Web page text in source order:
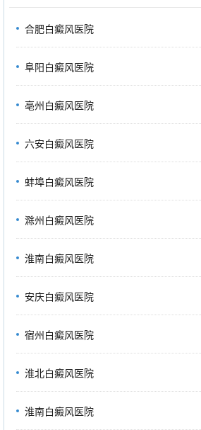
合肥白癜风医院
阜阳白癜风医院
亳州白癜风医院
六安白癜风医院
蚌埠白癜风医院
滁州白癜风医院
淮南白癜风医院
安庆白癜风医院
宿州白癜风医院
淮北白癜风医院
淮南白癜风医院